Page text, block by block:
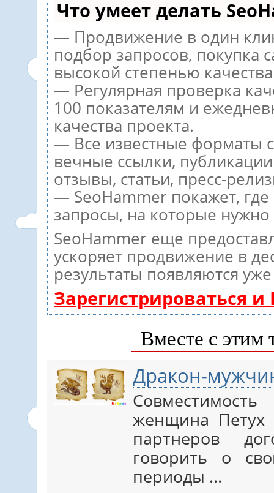
Что умеет делать
— Продвижение в один
подбор запросов, покупка
высокой степенью
— Регулярная проверка
100 показателям и
качества проекта.
— Все известные форматы
вечные ссылки,
отзывы, статьи, пресс-
— SeoHammer покажет,
запросы, на которые
SeoHammer еще
ускоряет продвижение в
результаты появляются
Зарегистрироваться
Вместе с этим
Дракон-
женщина Петух
партнеров
говорить о
периоды ...